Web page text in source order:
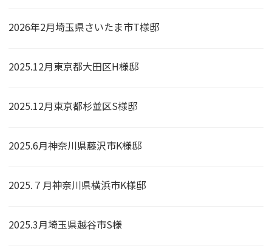
2026年2月埼玉県さいたま市T様邸
2025.12月東京都大田区H様邸
2025.12月東京都杉並区S様邸
2025.6月神奈川県藤沢市K様邸
2025.７月神奈川県横浜市K様邸
2025.3月埼玉県越谷市S様